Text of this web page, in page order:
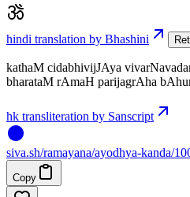
hindi translation by Bhashini
kathaM cidabhivijJAya
bharataM rAmaH parijagrAha
hk transliteration by Sanscript
siva.sh/ramayana/ayodhya-kanda/
Copy